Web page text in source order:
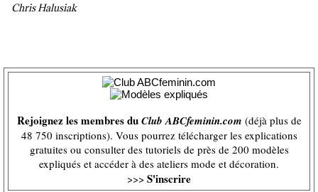
Chris Halusiak
Rejoignez les membres duClub ABCfeminin.com (déjà plus de
48 750 inscriptions). Vous pourrez télécharger les explications
gratuites ou consulter des tutoriels de près de 200 modèles
expliqués et accéder à des ateliers mode et décoration.
>>> S'inscrire